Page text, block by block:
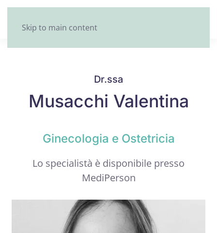
Skip to main content
Dr.ssa
Musacchi Valentina
Ginecologia e Ostetricia
Lo specialistà è disponibile presso
MediPerson